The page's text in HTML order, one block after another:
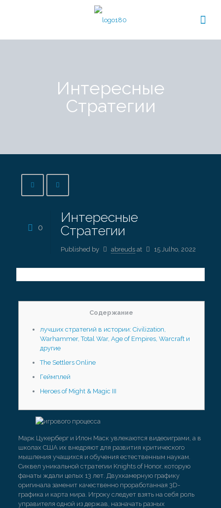
Интересные
Стратегии
0
Интересные
Стратегии
Published by abreuds at 15 Julho, 2022
Содержание
лучших стратегий в истории: Civilization,
Warhammer, Total War, Age of Empires, Warcraft и
другие
The Settlers Online
Геймплей
Heroes of Might & Magic III
Марк Цукерберг и Илон Маск увлекаются видеоиграми, а в
школах США их внедряют для развития критического
мышления учащихся и обучения естественным наукам.
Сиквел уникальной стратегии Knights of Honor, которую
фанаты ждали целых 13 лет. Двухкамерную графику
оригинала заменит качественно проработанная 3D-
графика и карта мира. Игроку следует взять на себя роль
управителя одной из держав, назначать разных